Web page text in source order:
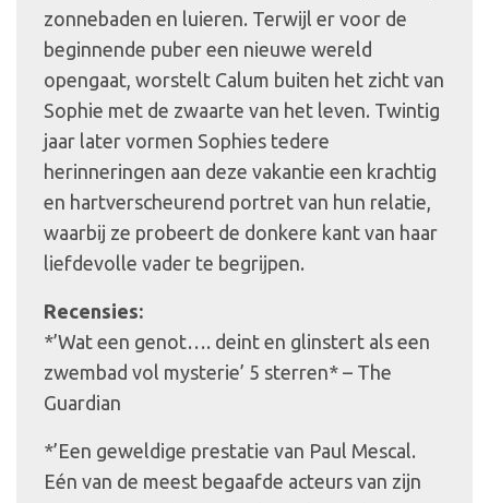
zonnebaden en luieren. Terwijl er voor de
beginnende puber een nieuwe wereld
opengaat, worstelt Calum buiten het zicht van
Sophie met de zwaarte van het leven. Twintig
jaar later vormen Sophies tedere
herinneringen aan deze vakantie een krachtig
en hartverscheurend portret van hun relatie,
waarbij ze probeert de donkere kant van haar
liefdevolle vader te begrijpen.
Recensies:
*’Wat een genot…. deint en glinstert als een
zwembad vol mysterie’ 5 sterren* – The
Guardian
*’Een geweldige prestatie van Paul Mescal.
Eén van de meest begaafde acteurs van zijn